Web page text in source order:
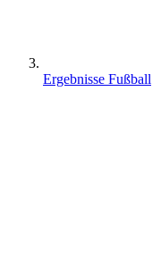
Ergebnisse Fußball